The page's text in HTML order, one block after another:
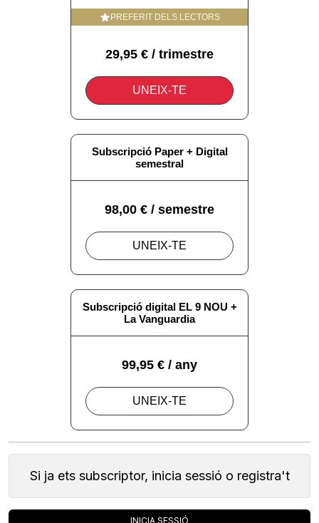
Si ja ets subscriptor, inicia sessió o registra't
INICIA SESSIÓ